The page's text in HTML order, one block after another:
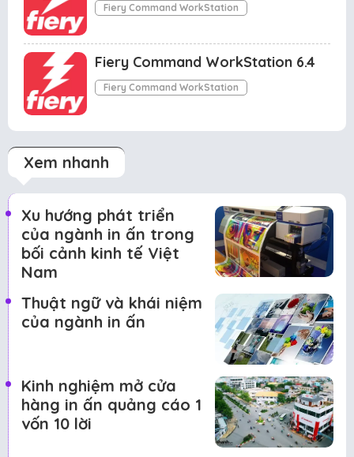
Fiery Command WorkStation
Fiery Command WorkStation 6.4
Fiery Command WorkStation
Xem nhanh
Xu hướng phát triển
của ngành in ấn trong
bối cảnh kinh tế Việt
Nam
Thuật ngữ và khái niệm
của ngành in ấn
Kinh nghiệm mở cửa
hàng in ấn quảng cáo 1
vốn 10 lời